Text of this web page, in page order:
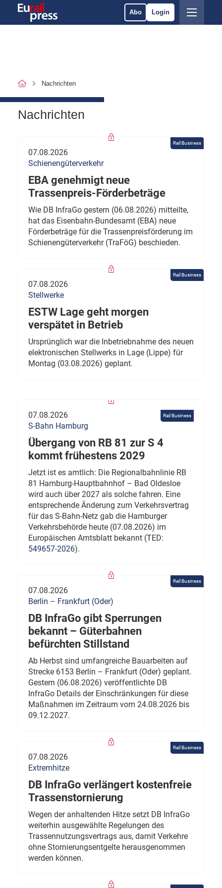
Abo Login
Nachrichten
Nachrichten
Rail Business
07.08.2026
Schienengüterverkehr
EBA genehmigt neue
Trassenpreis-Förderbeträge
Wie DB InfraGo gestern (06.08.2026) mitteilte,
hat das Eisenbahn-Bundesamt (EBA) neue
Förderbeträge für die Trassenpreisförderung im
Schienengüterverkehr (TraFöG) beschieden.
Rail Business
07.08.2026
Stellwerke
ESTW Lage geht morgen
verspätet in Betrieb
Ursprünglich war die Inbetriebnahme des neuen
elektronischen Stellwerks in Lage (Lippe) für
Montag (03.08.2026) geplant.
Rail Business
07.08.2026
S-Bahn Hamburg
Übergang von RB 81 zur S 4
kommt frühestens 2029
Jetzt ist es amtlich: Die Regionalbahnlinie RB
81 Hamburg-Hauptbahnhof – Bad Oldesloe
wird auch über 2027 als solche fahren. Eine
entsprechende Änderung zum Verkehrsvertrag
für das S-Bahn-Netz gab die Hamburger
Verkehrsbehörde heute (07.08.2026) im
Europäischen Amtsblatt bekannt (TED:
549657-2026).
Rail Business
07.08.2026
Berlin – Frankfurt (Oder)
DB InfraGo gibt Sperrungen
bekannt – Güterbahnen
befürchten Stillstand
Ab Herbst sind umfangreiche Bauarbeiten auf
Strecke 6153 Berlin – Frankfurt (Oder) geplant.
Gestern (06.08.2026) veröffentlichte DB
InfraGo Details der Einschränkungen für diese
Maßnahmen im Zeitraum vom 24.08.2026 bis
09.12.2027.
Rail Business
07.08.2026
Extremhitze
DB InfraGo verlängert kostenfreie
Trassenstornierung
Wegen der anhaltenden Hitze setzt DB InfraGo
weiterhin ausgewählte Regelungen des
Trassennutzungsvertrags aus, damit Verkehre
ohne Stornierungsentgelte herausgenommen
werden können.